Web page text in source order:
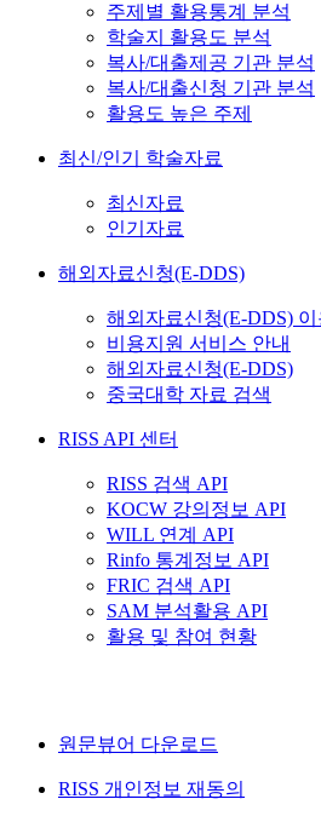
주제별 활용통계 분석
학술지 활용도 분석
복사/대출제공 기관 분석
복사/대출신청 기관 분석
활용도 높은 주제
최신/인기 학술자료
최신자료
인기자료
해외자료신청(E-DDS)
해외자료신청(E-DDS) 이
비용지원 서비스 안내
해외자료신청(E-DDS)
중국대학 자료 검색
RISS API 센터
RISS 검색 API
KOCW 강의정보 API
WILL 연계 API
Rinfo 통계정보 API
FRIC 검색 API
SAM 분석활용 API
활용 및 참여 현황
원문뷰어 다운로드
RISS 개인정보 재동의